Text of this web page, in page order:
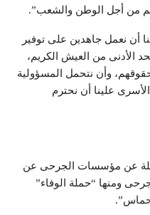
من أجل الوطن والشعب”.
نعمل جاهدين على توفير
الأدنى من العيش الكريم،
وأن نتحمل المسؤولية
علينا أن نحترم
عن مؤسسات الجرحى عن
ومنها “حملة الوفاء”